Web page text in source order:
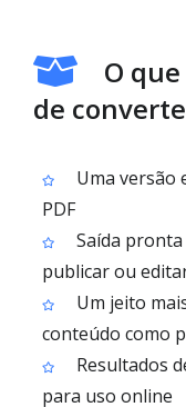
O
de
Uma versão
PDF
Saída
publicar ou
Um jeito
conteúdo como
Resultados
para uso online